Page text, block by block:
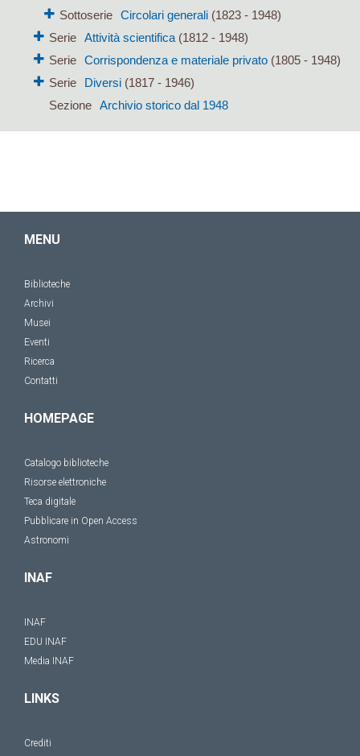
Sottoserie
Circolari generali (1823 - 1948)
Serie Attività scientifica(1812 - 1948)
Serie Corrispondenza e materiale privato(1805 - 1948)
Serie
Diversi(1817 - 1946)
Sezione Archivio storico dal 1948
MENU
Biblioteche
Archivi
Musei
Eventi
Ricerca
Contatti
HOMEPAGE
Catalogo biblioteche
Risorse elettroniche
Teca digitale
Pubblicare in Open Access
Astronomi
INAF
INAF
EDU INAF
Media INAF
LINKS
Crediti